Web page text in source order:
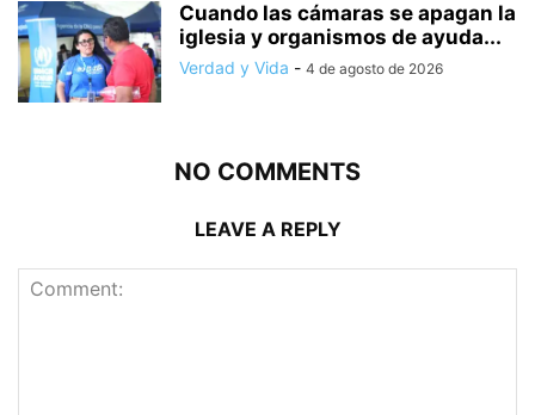
Cuando las cámaras se apagan la
iglesia y organismos de ayuda...
Verdad y Vida - 4 de agosto de 2026
NO COMMENTS
LEAVE A REPLY